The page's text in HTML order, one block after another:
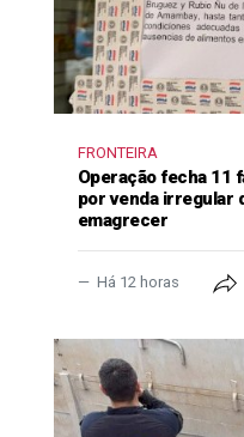
FRONTEIRA
Operação fecha 11
por venda irregular
emagrecer
Há 12 horas